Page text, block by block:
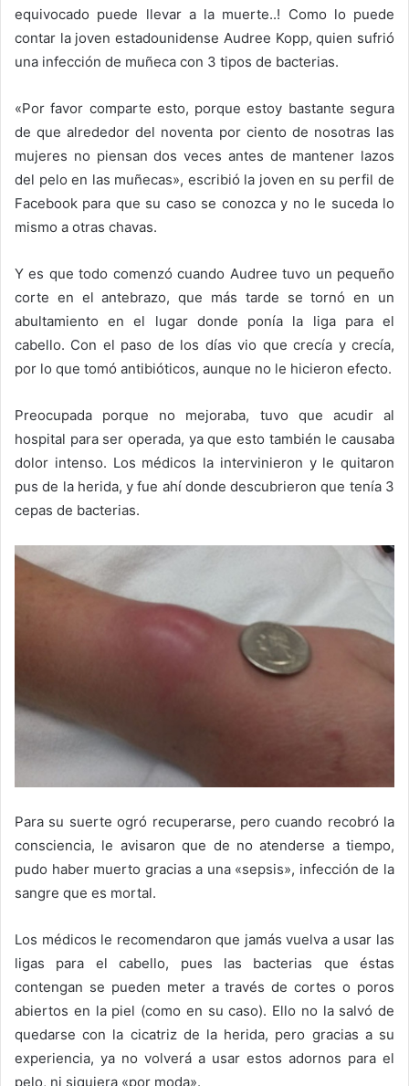
equivocado puede llevar a la muerte..! Como lo puede
contar la joven estadounidense Audree Kopp, quien sufrió
una infección de muñeca con 3 tipos de bacterias.
«Por favor comparte esto, porque estoy bastante segura
de que alrededor del noventa por ciento de nosotras las
mujeres no piensan dos veces antes de mantener lazos
del pelo en las muñecas», escribió la joven en su perfil de
Facebook para que su caso se conozca y no le suceda lo
mismo a otras chavas.
Y es que todo comenzó cuando Audree tuvo un pequeño
corte en el antebrazo, que más tarde se tornó en un
abultamiento en el lugar donde ponía la liga para el
cabello. Con el paso de los días vio que crecía y crecía,
por lo que tomó antibióticos, aunque no le hicieron efecto.
Preocupada porque no mejoraba, tuvo que acudir al
hospital para ser operada, ya que esto también le causaba
dolor intenso. Los médicos la intervinieron y le quitaron
pus de la herida, y fue ahí donde descubrieron que tenía 3
cepas de bacterias.
Para su suerte ogró recuperarse, pero cuando recobró la
consciencia, le avisaron que de no atenderse a tiempo,
pudo haber muerto gracias a una «sepsis», infección de la
sangre que es mortal.
Los médicos le recomendaron que jamás vuelva a usar las
ligas para el cabello, pues las bacterias que éstas
contengan se pueden meter a través de cortes o poros
abiertos en la piel (como en su caso). Ello no la salvó de
quedarse con la cicatriz de la herida, pero gracias a su
experiencia, ya no volverá a usar estos adornos para el
pelo, ni siquiera «por moda».